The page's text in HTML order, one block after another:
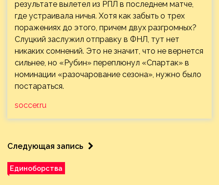
результате вылетел из РПЛ в последнем матче,
где устраивала ничья. Хотя как забыть о трех
поражениях до этого, причем двух разгромных?
Слуцкий заслужил отправку в ФНЛ, тут нет
никаких сомнений. Это не значит, что не вернется
сильнее, но «Рубин» переплюнул «Спартак» в
номинации «разочарование сезона», нужно было
постараться.
soccer.ru
Следующая запись
Единоборства